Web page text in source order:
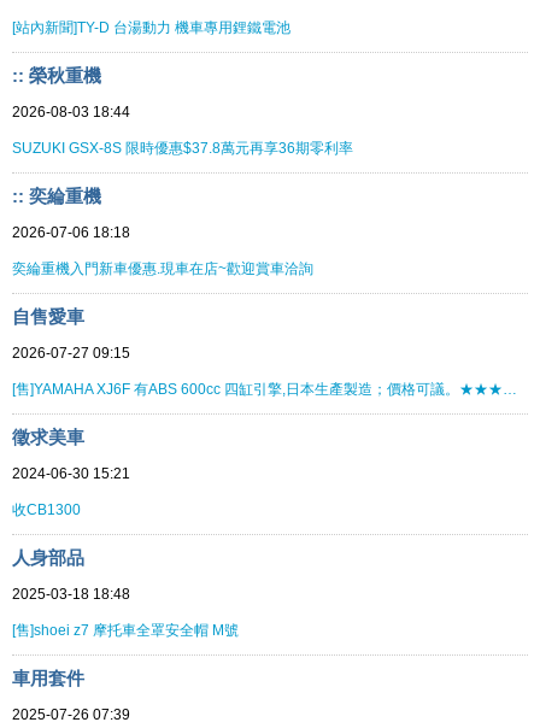
[站內新聞]TY-D 台湯動力 機車專用鋰鐵電池
:: 榮秋重機
2026-08-03 18:44
SUZUKI GSX-8S 限時優惠$37.8萬元再享36期零利率
:: 奕綸重機
2026-07-06 18:18
奕綸重機入門新車優惠.現車在店~歡迎賞車洽詢
自售愛車
2026-07-27 09:15
[售]YAMAHA XJ6F 有ABS 600cc 四缸引擎,日本生產製造；價格可議。★★★★★★★★
徵求美車
2024-06-30 15:21
收CB1300
人身部品
2025-03-18 18:48
[售]shoei z7 摩托車全罩安全帽 M號
車用套件
2025-07-26 07:39